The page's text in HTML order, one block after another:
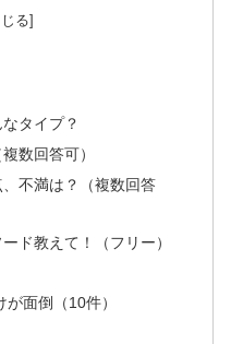
タイプ？
数回答可）
不満は？（複数回答
ド教えて！（フリー）
面倒（10件）